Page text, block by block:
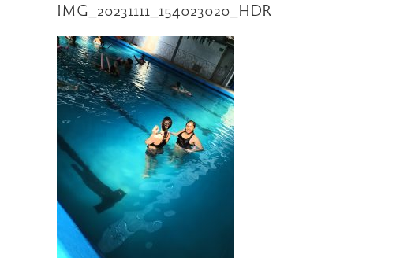
IMG_20231111_154023020_HDR